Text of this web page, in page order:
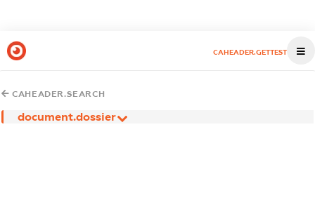
CAHEADER.GETTEST
CAHEADER.SEARCH
document.dossier